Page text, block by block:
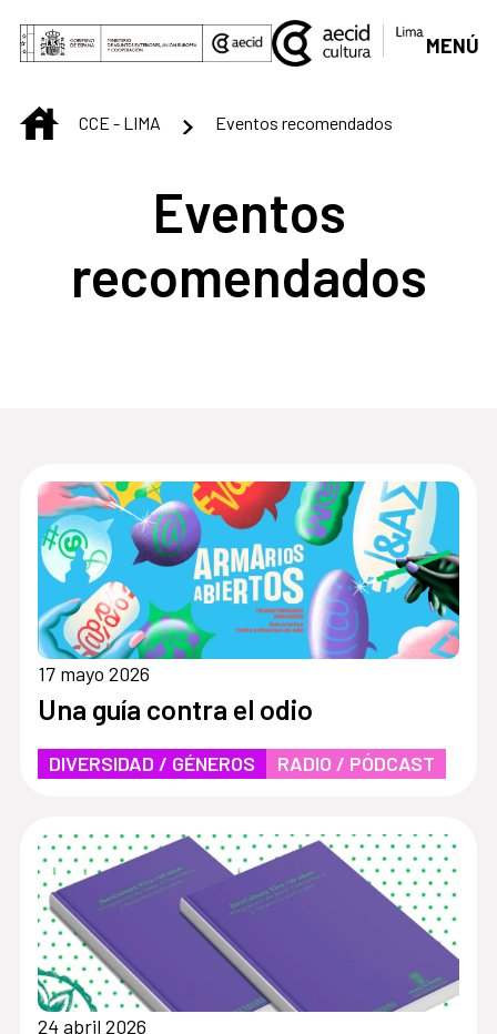
Saltar al contenido principal
MENÚ
INICIOCCE - LIMA Eventos recomendados
Eventos
recomendados
17 mayo 2026
Una guía contra el odio
DIVERSIDAD / GÉNEROS RADIO / PÓDCAST
24 abril 2026